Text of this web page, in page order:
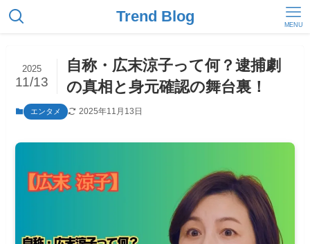
Trend Blog MENU
自称・広末涼子って何？逮捕劇
の真相と身元確認の舞台裏！
2025
11/13
エンタメ 2025年11月13日